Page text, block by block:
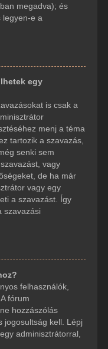
megadva); és
legyen-e a
egy
is csak a
menj a téma
tartozik a szavazás,
senki sem
vagy
de ha már
vagy egy
a szavazást. Így
szavazási
felhasználók,
fórum
hozzászólás
jogosultság kell. Lépj
adminisztrátorral,